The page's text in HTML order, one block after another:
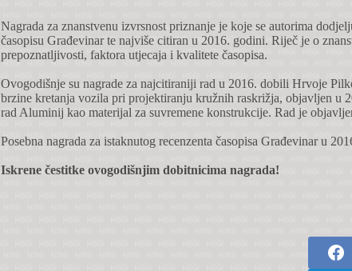
Nagrada za znanstvenu izvrsnost priznanje je koje se autorima
časopisu Građevinar te najviše citiran u 2016. godini. Riječ je o
prepoznatljivosti, faktora utjecaja i kvalitete časopisa.
Ovogodišnje su nagrade za najcitiraniji rad u 2016. dobili Hrvoje
brzine kretanja vozila pri projektiranju kružnih raskrižja, objavljen u
rad Aluminij kao materijal za suvremene konstrukcije. Rad je
Posebna nagrada za istaknutog recenzenta časopisa Građevinar u
Iskrene čestitke ovogodišnjim dobitnicima nagrada!